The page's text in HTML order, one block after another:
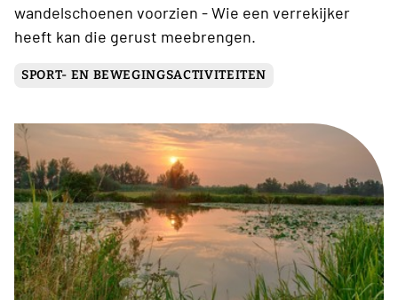
wandelschoenen voorzien - Wie een verrekijker
heeft kan die gerust meebrengen.
SPORT- EN BEWEGINGSACTIVITEITEN